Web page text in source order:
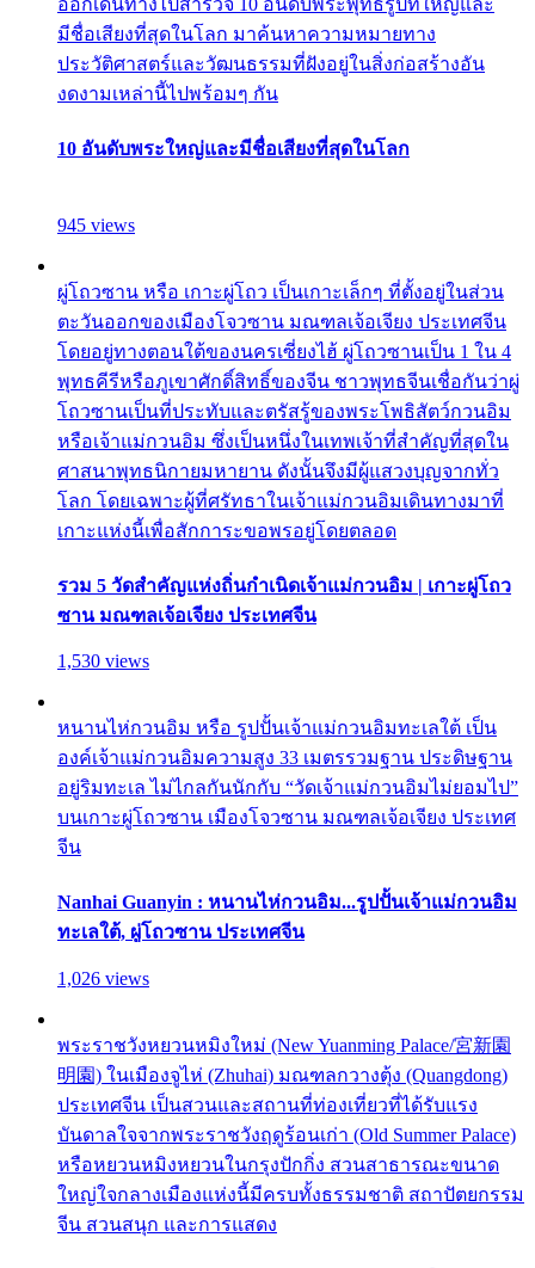
ออกเดินทางไปสำรวจ 10 อันดับพระพุทธรูปที่ใหญ่และ
มีชื่อเสียงที่สุดในโลก มาค้นหาความหมายทาง
ประวัติศาสตร์และวัฒนธรรมที่ฝังอยู่ในสิ่งก่อสร้างอัน
งดงามเหล่านี้ไปพร้อมๆ กัน
10 อันดับพระใหญ่และมีชื่อเสียงที่สุดในโลก
945 views
ผู่โถวซาน หรือ เกาะผู่โถว เป็นเกาะเล็กๆ ที่ตั้งอยู่ในส่วน
ตะวันออกของเมืองโจวซาน มณฑลเจ้อเจียง ประเทศจีน
โดยอยู่ทางตอนใต้ของนครเซี่ยงไฮ้ ผู่โถวซานเป็น 1 ใน 4
พุทธคีรีหรือภูเขาศักดิ์สิทธิ์ของจีน ชาวพุทธจีนเชื่อกันว่าผู่
โถวซานเป็นที่ประทับและตรัสรู้ของพระโพธิสัตว์กวนอิม
หรือเจ้าแม่กวนอิม ซึ่งเป็นหนึ่งในเทพเจ้าที่สำคัญที่สุดใน
ศาสนาพุทธนิกายมหายาน ดังนั้นจึงมีผู้แสวงบุญจากทั่ว
โลก โดยเฉพาะผู้ที่ศรัทธาในเจ้าแม่กวนอิมเดินทางมาที่
เกาะแห่งนี้เพื่อสักการะขอพรอยู่โดยตลอด
รวม 5 วัดสำคัญแห่งถิ่นกำเนิดเจ้าแม่กวนอิม | เกาะผู่โถว
ซาน มณฑลเจ้อเจียง ประเทศจีน
1,530 views
หนานไห่กวนอิม หรือ รูปปั้นเจ้าแม่กวนอิมทะเลใต้ เป็น
องค์เจ้าแม่กวนอิมความสูง 33 เมตรรวมฐาน ประดิษฐาน
อยู่ริมทะเล ไม่ไกลกันนักกับ “วัดเจ้าแม่กวนอิมไม่ยอมไป”
บนเกาะผู่โถวซาน เมืองโจวซาน มณฑลเจ้อเจียง ประเทศ
จีน
Nanhai Guanyin : หนานไห่กวนอิม...รูปปั้นเจ้าแม่กวนอิม
ทะเลใต้, ผู่โถวซาน ประเทศจีน
1,026 views
พระราชวังหยวนหมิงใหม่ (New Yuanming Palace/宮新園
明園) ในเมืองจูไห่ (Zhuhai) มณฑลกวางตุ้ง (Quangdong)
ประเทศจีน เป็นสวนและสถานที่ท่องเที่ยวที่ได้รับแรง
บันดาลใจจากพระราชวังฤดูร้อนเก่า (Old Summer Palace)
หรือหยวนหมิงหยวนในกรุงปักกิ่ง สวนสาธารณะขนาด
ใหญ่ใจกลางเมืองแห่งนี้มีครบทั้งธรรมชาติ สถาปัตยกรรม
จีน สวนสนุก และการแสดง